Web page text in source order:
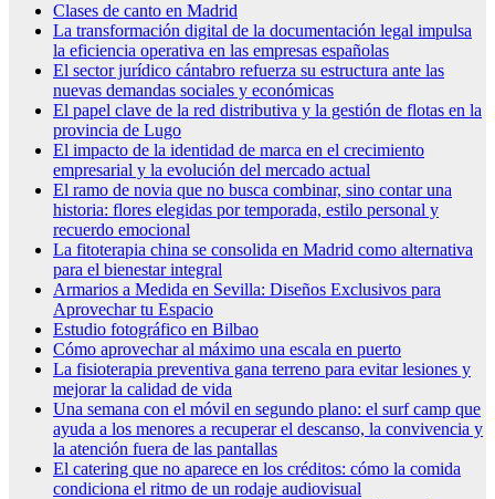
Clases de canto en Madrid
La transformación digital de la documentación legal impulsa
la eficiencia operativa en las empresas españolas
El sector jurídico cántabro refuerza su estructura ante las
nuevas demandas sociales y económicas
El papel clave de la red distributiva y la gestión de flotas en la
provincia de Lugo
El impacto de la identidad de marca en el crecimiento
empresarial y la evolución del mercado actual
El ramo de novia que no busca combinar, sino contar una
historia: flores elegidas por temporada, estilo personal y
recuerdo emocional
La fitoterapia china se consolida en Madrid como alternativa
para el bienestar integral
Armarios a Medida en Sevilla: Diseños Exclusivos para
Aprovechar tu Espacio
Estudio fotográfico en Bilbao
Cómo aprovechar al máximo una escala en puerto
La fisioterapia preventiva gana terreno para evitar lesiones y
mejorar la calidad de vida
Una semana con el móvil en segundo plano: el surf camp que
ayuda a los menores a recuperar el descanso, la convivencia y
la atención fuera de las pantallas
El catering que no aparece en los créditos: cómo la comida
condiciona el ritmo de un rodaje audiovisual